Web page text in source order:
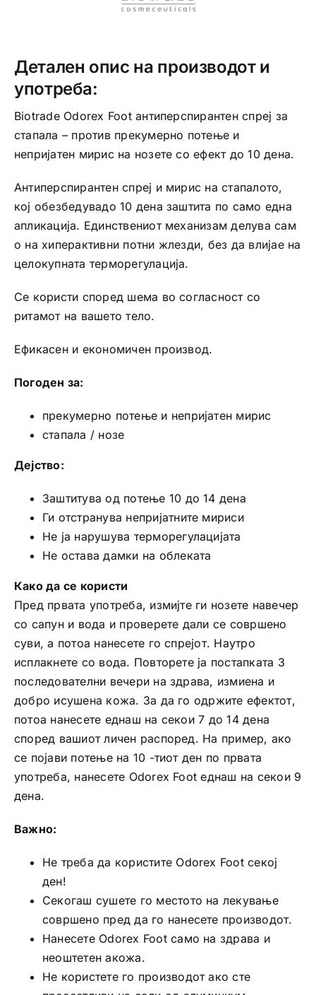
Детален опис на производот и
употреба:
Biotrade Odorex Foot антиперспирантен спреј за
стапала – против прекумерно потење и
непријатен мирис на нозете со ефект до 10 дена.
Антиперспирантен спреј и мирис на стапалото,
кој обезбедувадо 10 дена заштита по само една
апликација. Единствениот механизам делува сам
о на хиперактивни потни жлезди, без да влијае на
целокупната терморегулација.
Се користи според шема во согласност со
ритамот на вашето тело.
Ефикасен и економичен производ.
Погоден за:
прекумерно потење и непријатен мирис
стапала / нозе
Дејство:
Заштитува од потење 10 до 14 дена
Ги отстранува непријатните мириси
Не ја нарушува терморегулацијата
Не остава дамки на облеката
Како да се користи
Пред првата употреба, измијте ги нозете навечер
со сапун и вода и проверете дали се совршено
суви, а потоа нанесете го спрејот. Наутро
исплакнете со вода. Повторете ја постапката 3
последователни вечери на здрава, измиена и
добро исушена кожа. За да го одржите ефектот,
потоа нанесете еднаш на секои 7 до 14 дена
според вашиот личен распоред. На пример, ако
се појави потење на 10 -тиот ден по првата
употреба, нанесете Odorex Foot еднаш на секои 9
дена.
Важно:
Не треба да користите Odorex Foot секој
ден!
Секогаш сушете го местото на лекување
совршено пред да го нанесете производот.
Нанесете Odorex Foot само на здрава и
неоштетен акожа.
Не користете го производот ако сте